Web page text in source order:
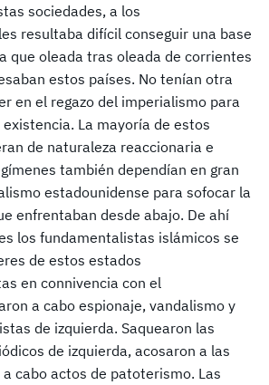
sociedades, a los
resultaba difícil conseguir una base
que oleada tras oleada de corrientes
estos países. No tenían otra
en el regazo del imperialismo para
La mayoría de estos
de naturaleza reaccionaria e
también dependían en gran
estadounidense para sofocar la
enfrentaban desde abajo. De ahí
los fundamentalistas islámicos se
de estos estados
en connivencia con el
a cabo espionaje, vandalismo y
de izquierda. Saquearon las
de izquierda, acosaron a las
cabo actos de patoterismo. Las